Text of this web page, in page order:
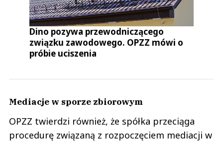
Dino pozywa przewodniczącego
związku zawodowego. OPZZ mówi o
próbie uciszenia
Mediacje w sporze zbiorowym
OPZZ twierdzi również, że spółka przeciąga
procedurę związaną z rozpoczęciem mediacji w